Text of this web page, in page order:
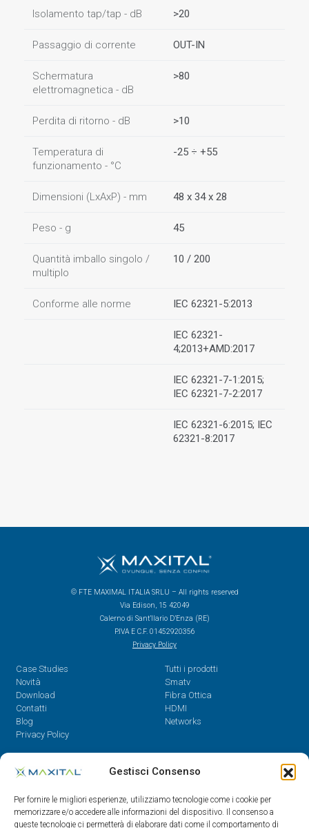
Gestisci Consenso
Per fornire le migliori esperienze, utilizziamo tecnologie come i cookie per
memorizzare e/o accedere alle informazioni del dispositivo. Il consenso a
queste tecnologie ci permetterà di elaborare dati come il comportamento di
Isolamento tap/tap - dB >20
Passaggio di corrente OUT-IN
Schermatura
elettromagnetica - dB
>80
Perdita di ritorno - dB >10
Temperatura di
funzionamento - °C
-25 ÷ +55
Dimensioni (LxAxP) - mm 48 x 34 x 28
Peso - g 45
Quantità imballo singolo /
multiplo
10 / 200
Conforme alle norme IEC 62321-5:2013
IEC 62321-
4;2013+AMD:2017
IEC 62321-7-1:2015;
IEC 62321-7-2:2017
IEC 62321-6:2015; IEC
62321-8:2017
© FTE MAXIMAL ITALIA SRLU – All rights reserved
Via Edison, 15 42049
Calerno di Sant’Ilario D’Enza (RE)
P.IVA E C.F. 01452920356
Privacy Policy
Case Studies
Novità
Download
Contatti
Blog
Privacy Policy
Tutti i prodotti
Smatv
Fibra Ottica
HDMI
Networks
Contatti
08.30 - 12.30 / 14 - 18